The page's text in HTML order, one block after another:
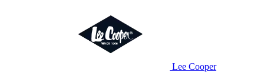
Lee Cooper